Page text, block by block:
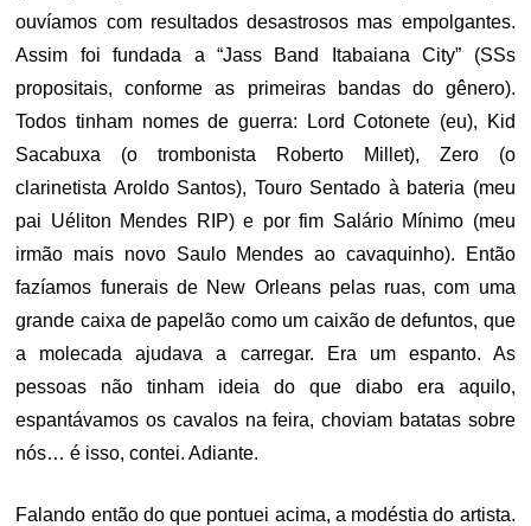
ouvíamos com resultados desastrosos mas empolgantes.
Assim foi fundada a “Jass Band Itabaiana City” (SSs
propositais, conforme as primeiras bandas do gênero).
Todos tinham nomes de guerra: Lord Cotonete (eu), Kid
Sacabuxa (o trombonista Roberto Millet), Zero (o
clarinetista Aroldo Santos), Touro Sentado à bateria (meu
pai Uéliton Mendes RIP) e por fim Salário Mínimo (meu
irmão mais novo Saulo Mendes ao cavaquinho). Então
fazíamos funerais de New Orleans pelas ruas, com uma
grande caixa de papelão como um caixão de defuntos, que
a molecada ajudava a carregar. Era um espanto. As
pessoas não tinham ideia do que diabo era aquilo,
espantávamos os cavalos na feira, choviam batatas sobre
nós… é isso, contei. Adiante.
Falando então do que pontuei acima, a modéstia do artista.